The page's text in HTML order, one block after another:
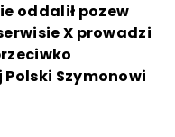
oddalił pozew
X prowadzi
Szymonowi